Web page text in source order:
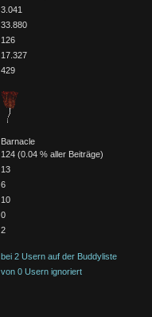
3.041
33.880
126
17.327
429
Barnacle
124 (0.04 % aller Beiträge)
13
6
10
0
2
bei 2 Usern auf der Buddyliste
von 0 Usern ignoriert